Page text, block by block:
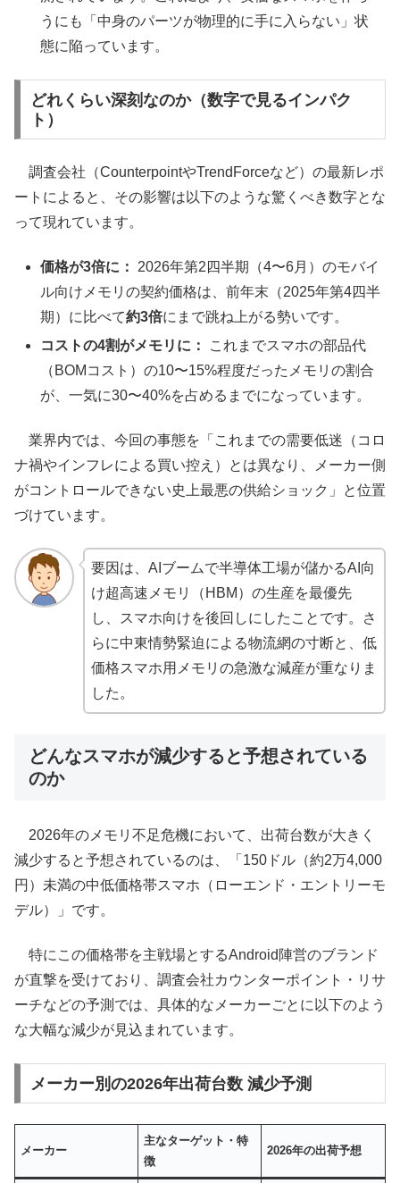
うにも「中身のパーツが物理的に手に入らない」状
態に陥っています。
どれくらい深刻なのか（数字で見るインパク
ト）
調査会社（CounterpointやTrendForceなど）の最新レポ
ートによると、その影響は以下のような驚くべき数字とな
って現れています。
価格が3倍に： 2026年第2四半期（4〜6月）のモバイ
ル向けメモリの契約価格は、前年末（2025年第4四半
期）に比べて約3倍にまで跳ね上がる勢いです。
コストの4割がメモリに：
これまでスマホの部品代
（BOMコスト）の10〜15%程度だったメモリの割合
が、一気に30〜40%を占めるまでになっています。
業界内では、今回の事態を「これまでの需要低迷（コロ
ナ禍やインフレによる買い控え）とは異なり、メーカー側
がコントロールできない史上最悪の供給ショック」と位置
づけています。
要因は、AIブームで半導体工場が儲かるAI向
け超高速メモリ（HBM）の生産を最優先
し、スマホ向けを後回しにしたことです。さ
らに中東情勢緊迫による物流網の寸断と、低
価格スマホ用メモリの急激な減産が重なりま
した。
どんなスマホが減少すると予想されている
のか
2026年のメモリ不足危機において、出荷台数が大きく
減少すると予想されているのは、「150ドル（約2万4,000
円）未満の中低価格帯スマホ（ローエンド・エントリーモ
デル）」です。
特にこの価格帯を主戦場とするAndroid陣営のブランド
が直撃を受けており、調査会社カウンターポイント・リサ
ーチなどの予測では、具体的なメーカーごとに以下のよう
な大幅な減少が見込まれています。
メーカー別の2026年出荷台数 減少予測
メーカー
主なターゲット・特
徴
2026年の出荷予想